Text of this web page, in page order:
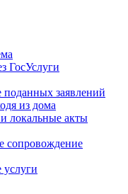
ГосУслуги
заявлений
из дома
локальные акты
сопровождение
услуги